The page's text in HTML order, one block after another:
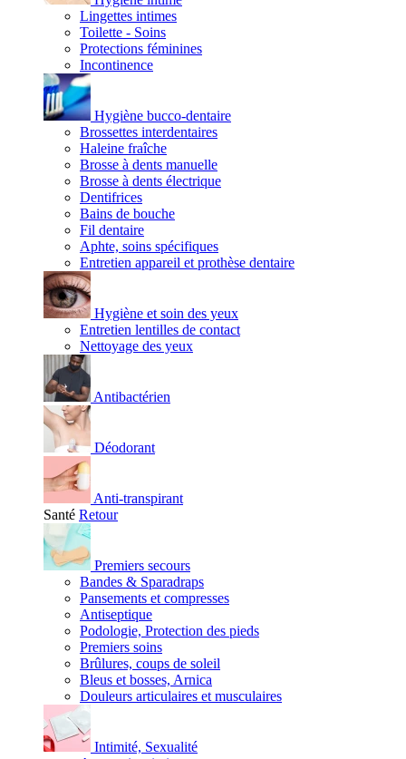
Lingettes intimes
Toilette - Soins
Protections féminines
Incontinence
Hygiène bucco-dentaire
Brossettes interdentaires
Haleine fraîche
Brosse à dents manuelle
Brosse à dents électrique
Dentifrices
Bains de bouche
Fil dentaire
Aphte, soins spécifiques
Entretien appareil et prothèse dentaire
Hygiène et soin des yeux
Entretien lentilles de contact
Nettoyage des yeux
Antibactérien
Déodorant
Anti-transpirant
Santé Retour
Premiers secours
Bandes & Sparadraps
Pansements et compresses
Antiseptique
Podologie, Protection des pieds
Premiers soins
Brûlures, coups de soleil
Bleus et bosses, Arnica
Douleurs articulaires et musculaires
Intimité, Sexualité